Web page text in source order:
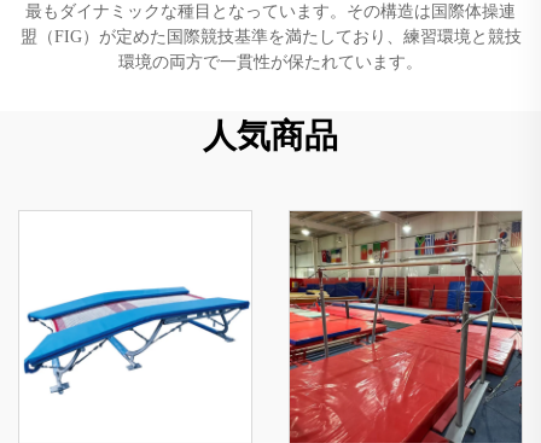
最もダイナミックな種目となっています。その構造は国際体操連
盟（FIG）が定めた国際競技基準を満たしており、練習環境と競技
環境の両方で一貫性が保たれています。
人気商品